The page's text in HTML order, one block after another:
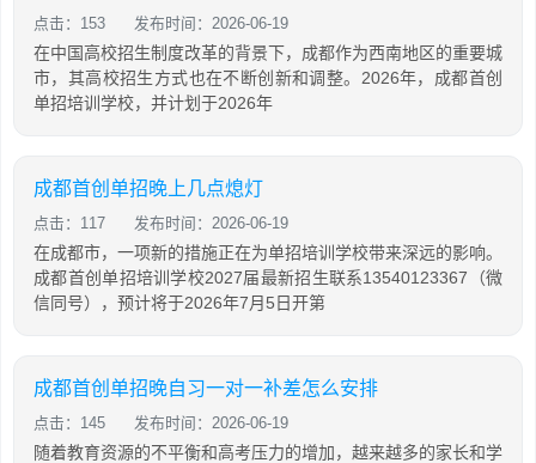
点击：153 发布时间：2026-06-19
在中国高校招生制度改革的背景下，成都作为西南地区的重要城
市，其高校招生方式也在不断创新和调整。2026年，成都首创
单招培训学校，并计划于2026年
成都首创单招晚上几点熄灯
点击：117 发布时间：2026-06-19
在成都市，一项新的措施正在为单招培训学校带来深远的影响。
成都首创单招培训学校2027届最新招生联系13540123367（微
信同号），预计将于2026年7月5日开第
成都首创单招晚自习一对一补差怎么安排
点击：145 发布时间：2026-06-19
随着教育资源的不平衡和高考压力的增加，越来越多的家长和学